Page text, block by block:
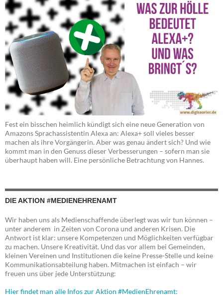
Fest ein bisschen heimlich kündigt sich eine neue Generation von
Amazons Sprachassistentin Alexa an: Alexa+ soll vieles besser
machen als ihre Vorgängerin. Aber was genau ändert sich? Und wie
kommt man in den Genuss dieser Verbesserungen – sofern man sie
überhaupt haben will. Eine persönliche Betrachtung von Hannes.
DIE AKTION #MEDIENEHRENAMT
Wir haben uns als Medienschaffende überlegt was wir tun können –
unter anderem in Zeiten von Corona und anderen Krisen. Die
Antwort ist klar: unsere Kompetenzen und Möglichkeiten verfügbar
zu machen. Unsere Kreativität. Und das vor allem bei Gemeinden,
kleinen Vereinen und Institutionen die keine Presse-Stelle und keine
Kommunikationsabteilung haben. Mitmachen ist einfach – wir
freuen uns über jede Unterstützung:
Hier findet man alle Infos zur Aktion #MedienEhrenamt: